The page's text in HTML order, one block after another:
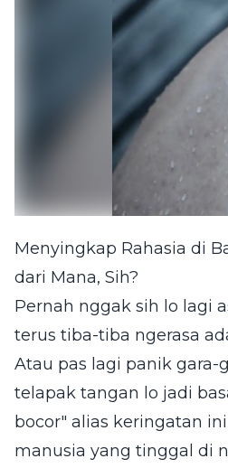
Menyingkap Rahasia di
dari Mana, Sih?
Pernah nggak sih lo lagi
terus tiba-tiba ngerasa
Atau pas lagi panik gara-
telapak tangan lo jadi
bocor" alias keringatan
manusia yang tinggal di